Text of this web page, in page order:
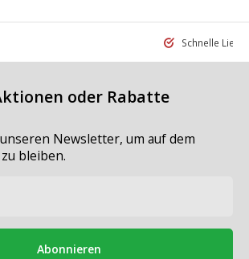
Schnelle
oder Rabatte
Newsletter, um auf dem
bleiben.
Abonnieren